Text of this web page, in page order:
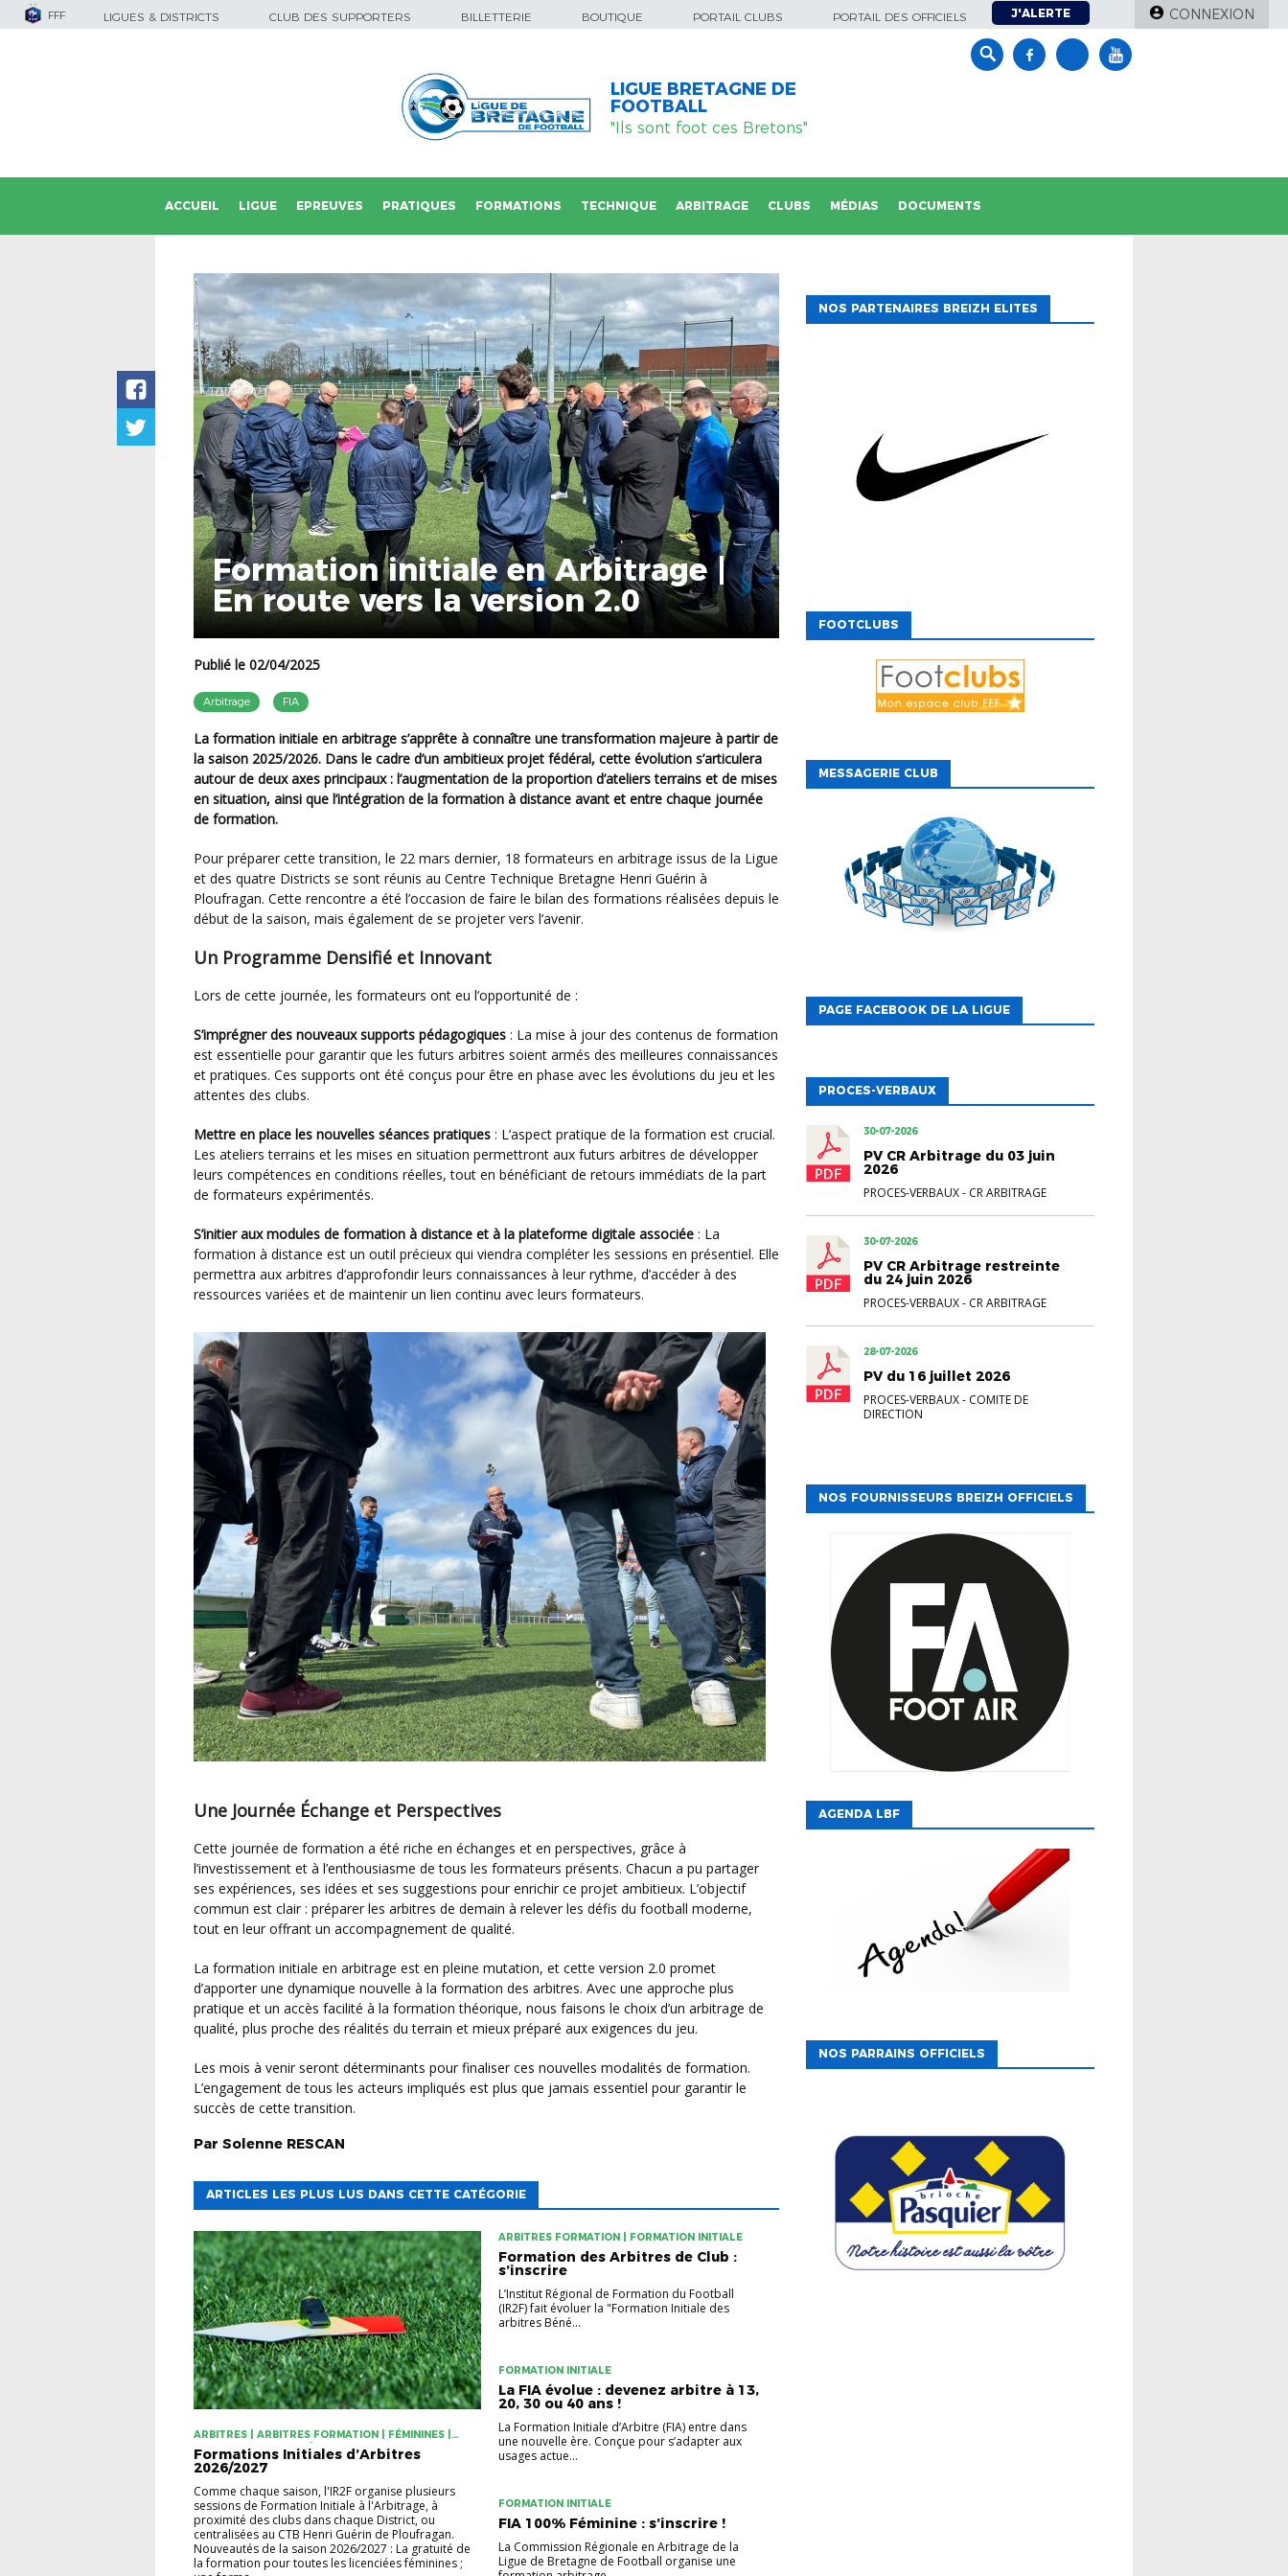
FFF LIGUES & DISTRICTS CLUB DES SUPPORTERS BILLETTERIE BOUTIQUE PORTAIL CLUBS PORTAIL DES OFFICIELS J'ALERTE CONNEXION
LIGUE BRETAGNE DE
FOOTBALL
"Ils sont foot ces Bretons"
ACCUEIL LIGUE EPREUVES PRATIQUES FORMATIONS TECHNIQUE ARBITRAGE CLUBS MÉDIAS DOCUMENTS
Formation initiale en Arbitrage |
En route vers la version 2.0
Publié le 02/04/2025
Arbitrage FIA
La formation initiale en arbitrage s’apprête à connaître une transformation majeure à partir de
la saison 2025/2026. Dans le cadre d’un ambitieux projet fédéral, cette évolution s’articulera
autour de deux axes principaux : l’augmentation de la proportion d’ateliers terrains et de mises
en situation, ainsi que l’intégration de la formation à distance avant et entre chaque journée
de formation.
Pour préparer cette transition, le 22 mars dernier, 18 formateurs en arbitrage issus de la Ligue
et des quatre Districts se sont réunis au Centre Technique Bretagne Henri Guérin à
Ploufragan. Cette rencontre a été l’occasion de faire le bilan des formations réalisées depuis le
début de la saison, mais également de se projeter vers l’avenir.
Un Programme Densifié et Innovant
Lors de cette journée, les formateurs ont eu l’opportunité de :
S’imprégner des nouveaux supports pédagogiques : La mise à jour des contenus de formation
est essentielle pour garantir que les futurs arbitres soient armés des meilleures connaissances
et pratiques. Ces supports ont été conçus pour être en phase avec les évolutions du jeu et les
attentes des clubs.
Mettre en place les nouvelles séances pratiques : L’aspect pratique de la formation est crucial.
Les ateliers terrains et les mises en situation permettront aux futurs arbitres de développer
leurs compétences en conditions réelles, tout en bénéficiant de retours immédiats de la part
de formateurs expérimentés.
S’initier aux modules de formation à distance et à la plateforme digitale associée : La
formation à distance est un outil précieux qui viendra compléter les sessions en présentiel. Elle
permettra aux arbitres d’approfondir leurs connaissances à leur rythme, d’accéder à des
ressources variées et de maintenir un lien continu avec leurs formateurs.
Une Journée Échange et Perspectives
Cette journée de formation a été riche en échanges et en perspectives, grâce à
l’investissement et à l’enthousiasme de tous les formateurs présents. Chacun a pu partager
ses expériences, ses idées et ses suggestions pour enrichir ce projet ambitieux. L’objectif
commun est clair : préparer les arbitres de demain à relever les défis du football moderne,
tout en leur offrant un accompagnement de qualité.
La formation initiale en arbitrage est en pleine mutation, et cette version 2.0 promet
d’apporter une dynamique nouvelle à la formation des arbitres. Avec une approche plus
pratique et un accès facilité à la formation théorique, nous faisons le choix d’un arbitrage de
qualité, plus proche des réalités du terrain et mieux préparé aux exigences du jeu.
Les mois à venir seront déterminants pour finaliser ces nouvelles modalités de formation.
L’engagement de tous les acteurs impliqués est plus que jamais essentiel pour garantir le
succès de cette transition.
Par Solenne RESCAN
ARTICLES LES PLUS LUS DANS CETTE CATÉGORIE
ARBITRES | ARBITRES FORMATION | FÉMININES |
FORMATION INITIALE | STATUT DE L'ARBITRAGE
Formations Initiales d’Arbitres
2026/2027
Comme chaque saison, l'IR2F organise plusieurs
sessions de Formation Initiale à l'Arbitrage, à
proximité des clubs dans chaque District, ou
centralisées au CTB Henri Guérin de Ploufragan.
Nouveautés de la saison 2026/2027 : La gratuité de
la formation pour toutes les licenciées féminines ;
ARBITRES FORMATION | FORMATION INITIALE
Formation des Arbitres de Club :
s’inscrire
L’Institut Régional de Formation du Football
(IR2F) fait évoluer la "Formation Initiale des
arbitres Béné...
FORMATION INITIALE
La FIA évolue : devenez arbitre à 13,
20, 30 ou 40 ans !
La Formation Initiale d’Arbitre (FIA) entre dans
une nouvelle ère. Conçue pour s’adapter aux
usages actue...
FORMATION INITIALE
FIA 100% Féminine : s’inscrire !
La Commission Régionale en Arbitrage de la
Ligue de Bretagne de Football organise une
NOS PARTENAIRES BREIZH ELITES
FOOTCLUBS
MESSAGERIE CLUB
PAGE FACEBOOK DE LA LIGUE
PROCES-VERBAUX
30-07-2026
PV CR Arbitrage du 03 juin
2026
PROCES-VERBAUX- CR ARBITRAGE
30-07-2026
PV CR Arbitrage restreinte
du 24 juin 2026
PROCES-VERBAUX- CR ARBITRAGE
28-07-2026
PV du 16 juillet 2026
PROCES-VERBAUX- COMITE DE
DIRECTION
NOS FOURNISSEURS BREIZH OFFICIELS
AGENDA LBF
NOS PARRAINS OFFICIELS